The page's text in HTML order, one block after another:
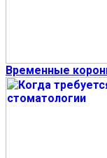
Временные